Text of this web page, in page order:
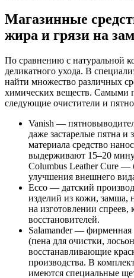
Магазинные
жира и грязи на
По сравнению с натуральной
деликатного ухода. В
найти множество различных
химических веществ. Самыми
следующие очистители и
Vanish —
даже застарелые пятна и
материала средство
выдерживают 15–20
Columbus Leather Cure —
улучшения внешнего
Ecco — датский
изделий из кожи, замша,
на изготовлении спреев,
восстановителей.
Salamander — фирменная
(пена для очистки,
восстанавливающие
производства. В
имеются специальные